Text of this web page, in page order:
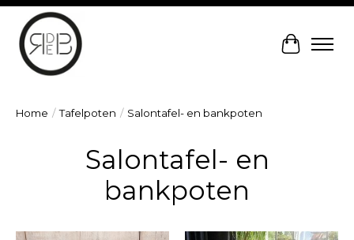
Home / Tafelpoten / Salontafel- en bankpoten
Salontafel- en
bankpoten